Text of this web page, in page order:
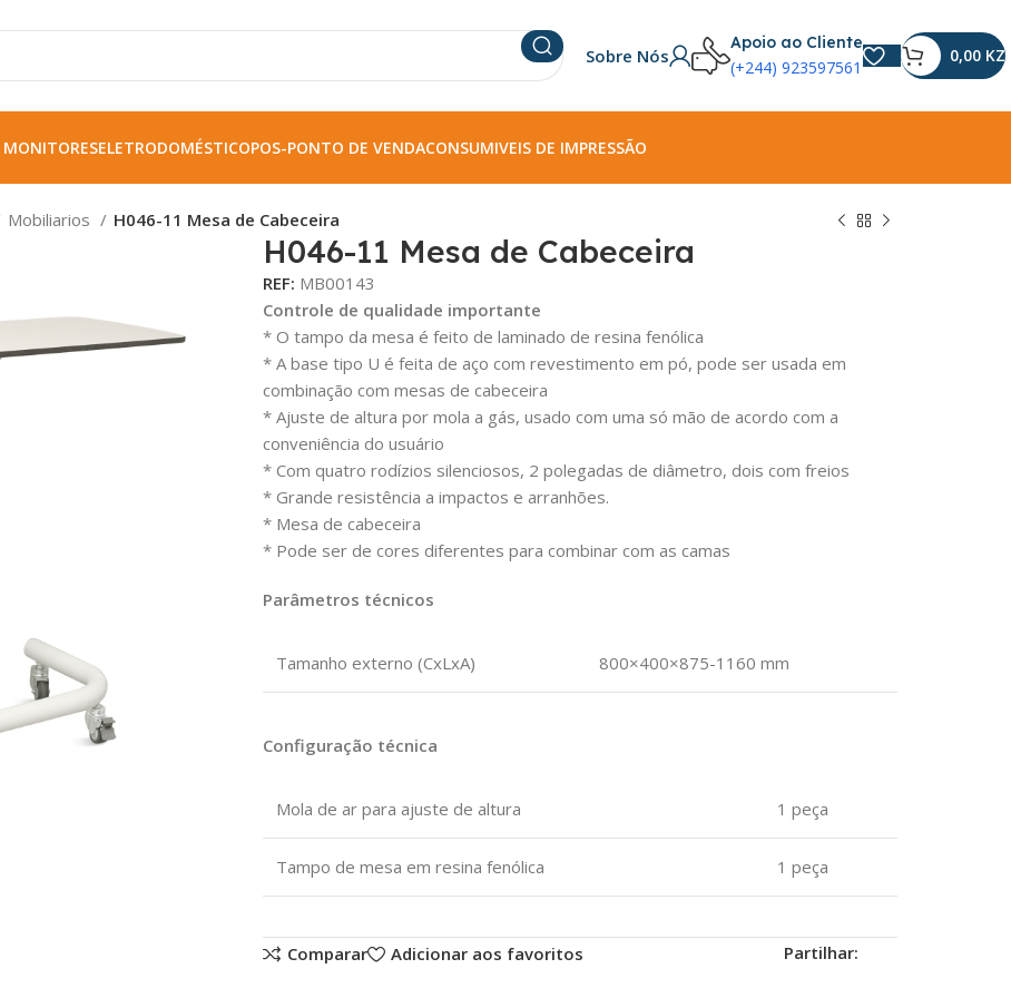
Sobre Nós
Apoio ao Cliente
(+244) 923597561
0,00 KZ
MONITORESELETRODOMÉSTICOPOS-PONTO DE VENDACONSUMIVEIS DE IMPRESSÃO
Mobiliarios H046-11 Mesa de Cabeceira
H046-11 Mesa de Cabeceira
REF: MB00143
Controle de qualidade importante
* O tampo da mesa é feito de laminado de resina fenólica
* A base tipo U é feita de aço com revestimento em pó, pode ser usada em
combinação com mesas de cabeceira
* Ajuste de altura por mola a gás, usado com uma só mão de acordo com a
conveniência do usuário
* Com quatro rodízios silenciosos, 2 polegadas de diâmetro, dois com freios
* Grande resistência a impactos e arranhões.
* Mesa de cabeceira
* Pode ser de cores diferentes para combinar com as camas
Parâmetros técnicos
Tamanho externo (CxLxA) 800×400×875-1160 mm
Configuração técnica
Mola de ar para ajuste de altura 1 peça
Tampo de mesa em resina fenólica 1 peça
Comparar Adicionar aos favoritos Partilhar: